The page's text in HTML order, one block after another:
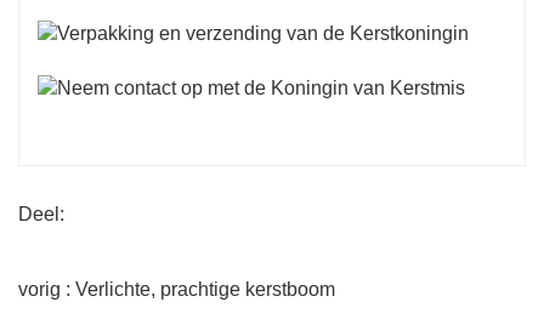
Deel:
vorig : Verlichte, prachtige kerstboom